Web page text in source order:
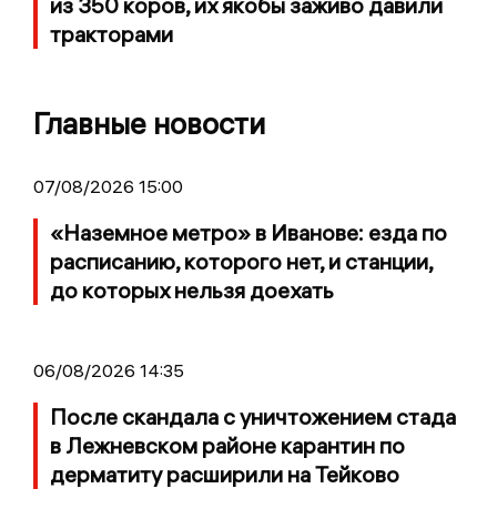
тракторами
Главные новости
07/08/2026 15:00
«Наземное метро» в Иванове: езда по
расписанию, которого нет, и станции,
до которых нельзя доехать
06/08/2026 14:35
После скандала с уничтожением стада
в Лежневском районе карантин по
дерматиту расширили на Тейково